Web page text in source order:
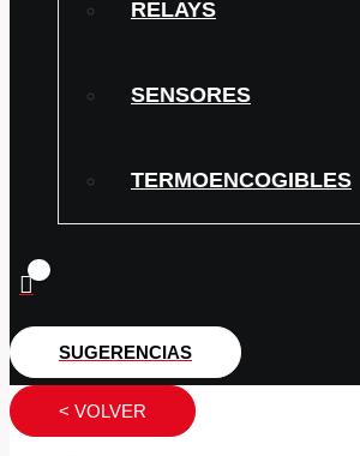
RELAYS
SENSORES
TERMOENCOGIBLES
SUGERENCIAS
< VOLVER